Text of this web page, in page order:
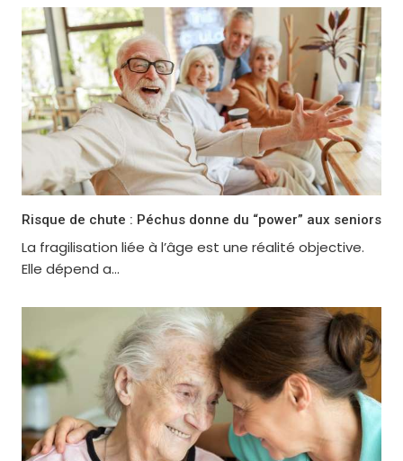
Risque de chute : Péchus donne du “power” aux seniors
La fragilisation liée à l’âge est une réalité objective.
Elle dépend a...